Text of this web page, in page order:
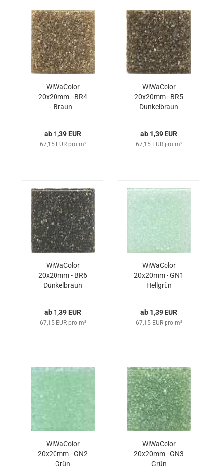
WiWaColor
20x20mm - BR4
Braun
ab 1,39 EUR
67,15 EUR pro m²
WiWaColor
20x20mm - BR5
Dunkelbraun
ab 1,39 EUR
67,15 EUR pro m²
WiWaColor
20x20mm - BR6
Dunkelbraun
ab 1,39 EUR
67,15 EUR pro m²
WiWaColor
20x20mm - GN1
Hellgrün
ab 1,39 EUR
67,15 EUR pro m²
WiWaColor
20x20mm - GN2
Grün
WiWaColor
20x20mm - GN3
Grün